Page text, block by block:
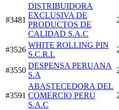
#3481
DISTRIBUIDORA
EXCLUSIVA DE
PRODUCTOS DE
CALIDAD S.A.C
#3526
WHITE ROLLING PIN
S.C.R.L
#3550
DESPENSA PERUANA
S.A
#3591
ABASTECEDORA DEL
COMERCIO PERU
S.A.C